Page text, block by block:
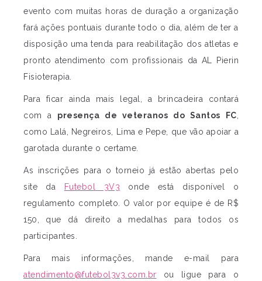
evento com muitas horas de duração a organização
fará ações pontuais durante todo o dia, além de ter a
disposição uma tenda para reabilitação dos atletas e
pronto atendimento com profissionais da AL Pierin
Fisioterapia.
Para ficar ainda mais legal, a brincadeira contará
com a presença de veteranos do Santos FC
como Lalá, Negreiros, Lima e Pepe, que vão apoiar a
garotada durante o certame.
As inscrições para o torneio já estão abertas pelo
site da Futebol 3V3 onde está disponível o
regulamento completo. O valor por equipe é de R$
150, que dá direito a medalhas para todos os
participantes.
Para mais informações, mande e-mail para
atendimento@futebol3v3.com.br ou ligue para o